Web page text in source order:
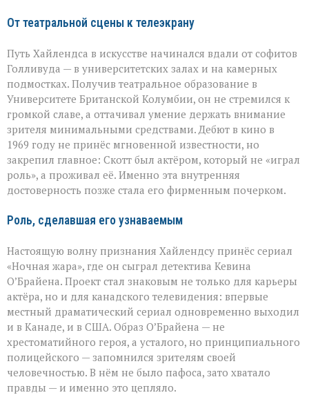
От театральной сцены к телеэкрану
Путь Хайлендса в искусстве начинался вдали от софитов
Голливуда — в университетских залах и на камерных
подмостках. Получив театральное образование в
Университете Британской Колумбии, он не стремился к
громкой славе, а оттачивал умение держать внимание
зрителя минимальными средствами. Дебют в кино в
1969 году не принёс мгновенной известности, но
закрепил главное: Скотт был актёром, который не «играл
роль», а проживал её. Именно эта внутренняя
достоверность позже стала его фирменным почерком.
Роль, сделавшая его узнаваемым
Настоящую волну признания Хайлендсу принёс сериал
«Ночная жара», где он сыграл детектива Кевина
О’Брайена. Проект стал знаковым не только для карьеры
актёра, но и для канадского телевидения: впервые
местный драматический сериал одновременно выходил
и в Канаде, и в США. Образ О’Брайена — не
хрестоматийного героя, а усталого, но принципиального
полицейского — запомнился зрителям своей
человечностью. В нём не было пафоса, зато хватало
правды — и именно это цепляло.